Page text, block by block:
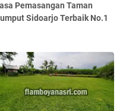
Pemasangan Taman
Sidoarjo Terbaik No.1